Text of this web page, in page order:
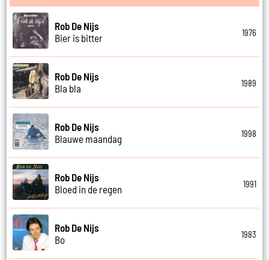
Rob De Nijs
Bier is bitter
1976
Rob De Nijs
Bla bla
1989
Rob De Nijs
Blauwe maandag
1998
Rob De Nijs
Bloed in de regen
1991
Rob De Nijs
Bo
1983